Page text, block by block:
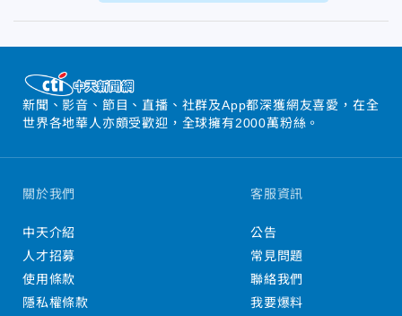
新聞、影音、節目、直播、社群及App都深獲網友喜愛，在全
世界各地華人亦頗受歡迎，全球擁有2000萬粉絲。
關於我們
中天介紹
人才招募
使用條款
隱私權條款
客服資訊
公告
常見問題
聯絡我們
我要爆料